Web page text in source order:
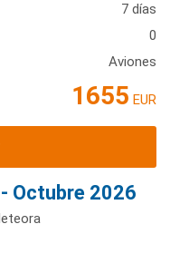
7 días
0
Aviones
1655 EUR
Octubre 2026